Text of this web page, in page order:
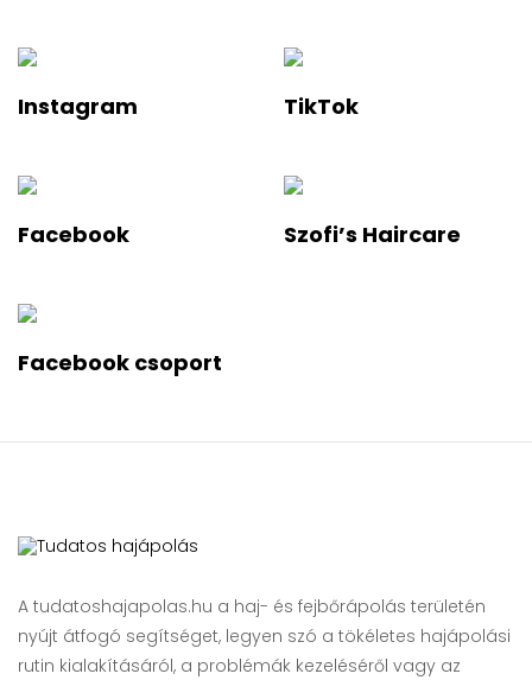
Instagram TikTok
Facebook Szofi’s Haircare
Facebook csoport
A tudatoshajapolas.hu a haj- és fejbőrápolás területén
nyújt átfogó segítséget, legyen szó a tökéletes hajápolási
rutin kialakításáról, a problémák kezeléséről vagy az